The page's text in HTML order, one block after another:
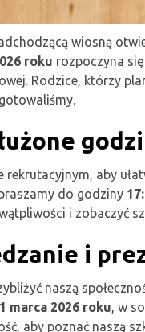
wiosną
roku rozpoczyna
Rodzice, którzy
rekrutacyjnym, aby
do godziny
i zobaczyć
i
naszą
marca 2026 roku, w
aby poznać naszą